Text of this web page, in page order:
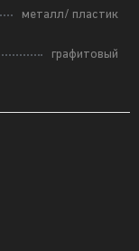
металл/ пластик
графитовый